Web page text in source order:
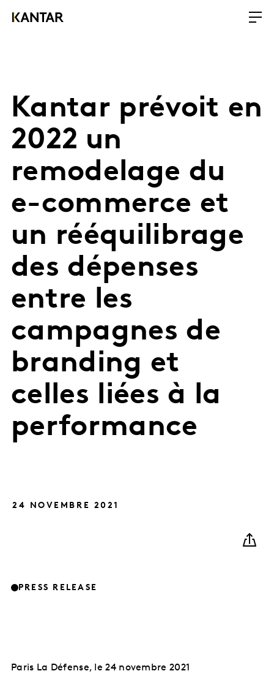
Kantar prévoit en
2022 un
remodelage du
e-commerce et
un rééquilibrage
des dépenses
entre les
campagnes de
branding et
celles liées à la
performance
24 NOVEMBRE 2021
PRESS RELEASE
Paris La Défense, le 24 novembre 2021